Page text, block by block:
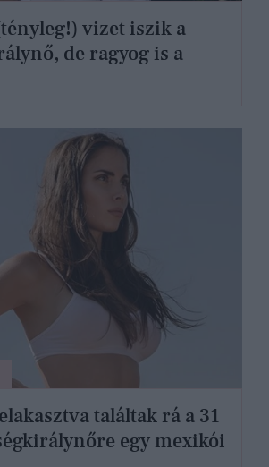
vizet iszik a
de ragyog is a
találtak rá a 31
egy mexikói